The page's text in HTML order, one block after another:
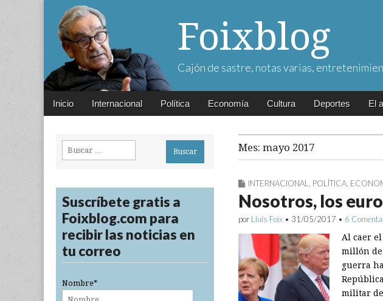
Foixblog
Cajón de sastre, notas varias,
Main
Skip
Inicio Internacional Política Economía Cultura Deportes El
Mes: mayo 2017
INTERNACIONAL POLÍTICA
Nosotros, los
por Lluís Foix • 31/05/2017 • 6
Al caer
millón de
guerra
militar de
Buscar:
Suscríbete gratis a
Foixblog.com para
recibir las noticias en
tu correo
Nombre*